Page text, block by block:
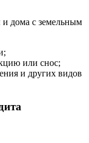
и дома с земельным
или снос;
и других видов